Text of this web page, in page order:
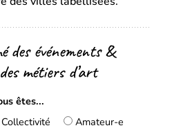
des événements &
métiers d’art
êtes...
Collectivité Amateur-e